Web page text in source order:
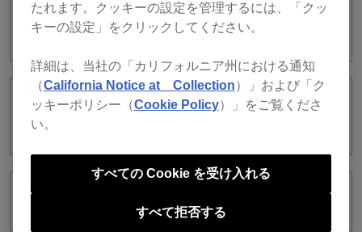
ーのMASTER LEVELツマミを回しても
音量が変わりません。
XDJ-RXのCh1にrekordbox djのDeck2の
EXPORTモードで録音できません。
たれます。クッキーの設定を管理するには、「クッ
キーの設定」をクリックしてください。
詳細は、当社の「カリフォルニア州における通知
（California Notice at Collection）」および「ク
ッキーポリシー（Cookie Policy）」をご覧くださ
い。
すべて拒否する
すべての Cookie を受け入れる